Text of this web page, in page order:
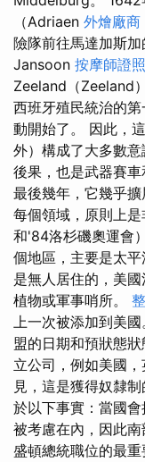
（Adriaen 外燴廠商
險隊前往馬達加斯
Jansoon 按摩師證照
Zeeland（Zeeland
西班牙殖民統治的
動開始了。 因此，
外）構成了大多數
後果，也是武器賽車
最後幾年，它幾乎
每個領域，原則上
和'84洛杉磯奧運會
個地區，主要是太
是無人居住的，美
植物或軍事哨所。
上一次被添加到美
盟的日期和預狀態狀
立公司，例如美國
見，這是獲得奴隸
於以下事實：當國
被考慮在內，因此
盛頓總統職位的最